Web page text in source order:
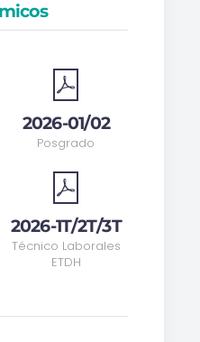
2026-01/02
Posgrado
2026-1T/2T/3T
Técnico Laborales
ETDH